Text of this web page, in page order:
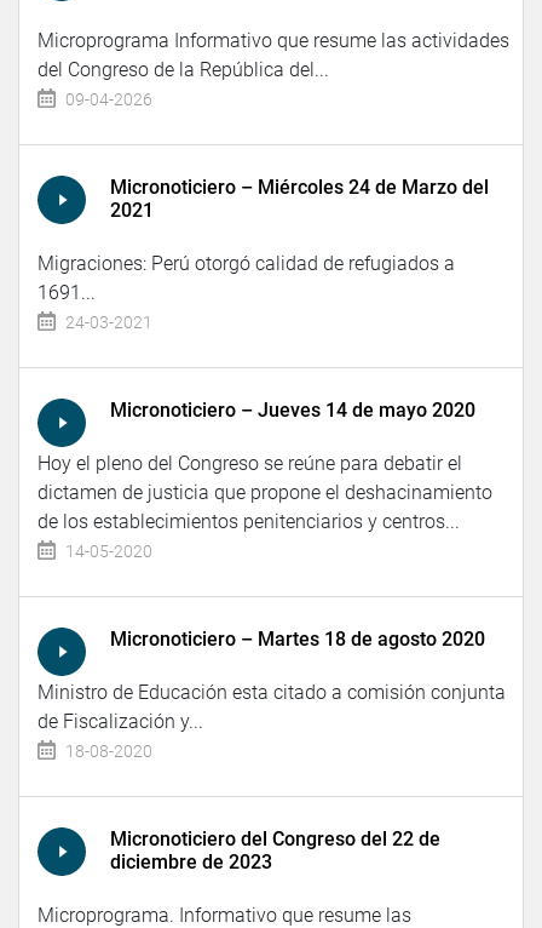
Microprograma Informativo que resume las actividades
del Congreso de la República del...
09-04-2026
Micronoticiero – Miércoles 24 de Marzo del
2021
Migraciones: Perú otorgó calidad de refugiados a
1691...
24-03-2021
Micronoticiero – Jueves 14 de mayo 2020
Hoy el pleno del Congreso se reúne para debatir el
dictamen de justicia que propone el deshacinamiento
de los establecimientos penitenciarios y centros...
14-05-2020
Micronoticiero – Martes 18 de agosto 2020
Ministro de Educación esta citado a comisión conjunta
de Fiscalización y...
18-08-2020
Micronoticiero del Congreso del 22 de
diciembre de 2023
Microprograma. Informativo que resume las